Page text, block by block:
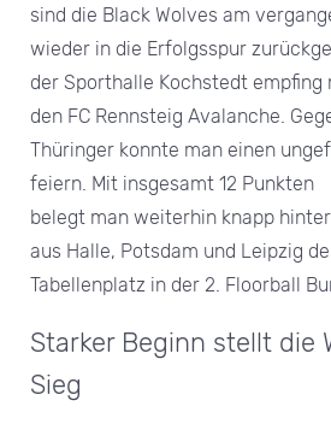
sind die Black Wolves am
wieder in die Erfolgsspur
der Sporthalle Kochstedt empfing
den FC Rennsteig Avalanche.
Thüringer konnte man einen
feiern. Mit insgesamt 12 Punkten
belegt man weiterhin knapp
aus Halle, Potsdam und Leipzig
Tabellenplatz in der 2. Floorball
Starker Beginn stellt die
Sieg